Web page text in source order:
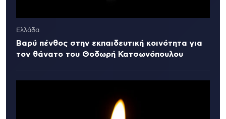
Ελλάδα
Βαρύ πένθος στην εκπαιδευτική κοινότητα για
τον θάνατο του Θοδωρή Κατσωνόπουλου